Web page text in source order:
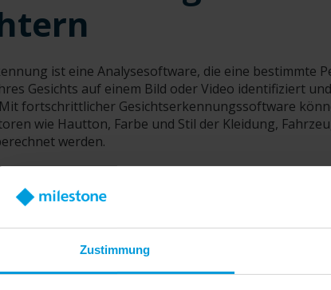
Zustimmung
ist eine Analysesoftware, die eine bestimmte
Gesichts auf einem Bild oder Video identifiziert und
fortschrittlicher Gesichtserkennungssoftware
wie Hautton, Farbe und Stil der Kleidung,
werden.
ist mit vielen anderen Technologien
Nummernschilderkennung (LPR), GPS,
Erkennung von Menschenansammlungen und
schreitet von 2D auf 3D voran, was besondere
Kriminellen und Terroristen, die Überwachung von
bereithält.